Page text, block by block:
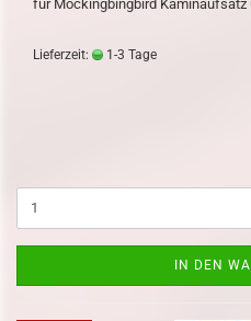
für Mockingbingbird Kaminaufsatz
Lieferzeit: 1-3 Tage
IN DEN